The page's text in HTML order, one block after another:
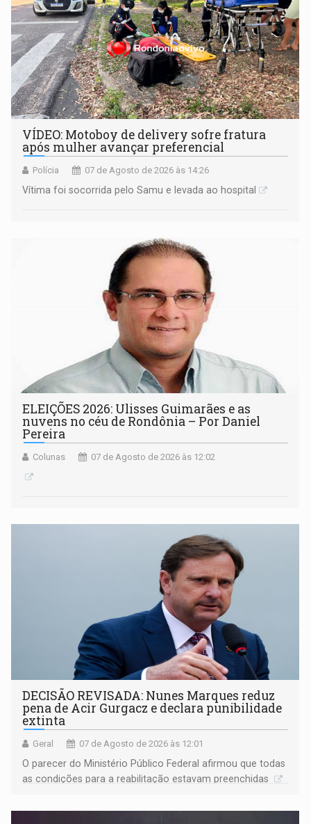
VÍDEO: Motoboy de delivery sofre fratura
após mulher avançar preferencial
Polícia 07 de Agosto de 2026 às 14:26
Vítima foi socorrida pelo Samu e levada ao hospital
ELEIÇÕES 2026: Ulisses Guimarães e as
nuvens no céu de Rondônia – Por Daniel
Pereira
Colunas 07 de Agosto de 2026 às 12:02
DECISÃO REVISADA: Nunes Marques reduz
pena de Acir Gurgacz e declara punibilidade
extinta
Geral 07 de Agosto de 2026 às 12:01
O parecer do Ministério Público Federal afirmou que todas
as condições para a reabilitação estavam preenchidas